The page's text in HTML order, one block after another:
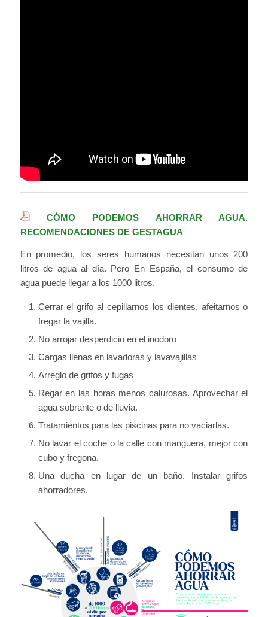
CÓMO PODEMOS AHORRAR AGUA.
RECOMENDACIONES DE GESTAGUA
En promedio, los seres humanos necesitan unos 200
litros de agua al día. Pero En España, el consumo de
agua puede llegar a los 1000 litros.
Cerrar el grifo al cepillarnos los dientes, afeitarnos o
fregar la vajilla.
No arrojar desperdicio en el inodoro
Cargas llenas en lavadoras y lavavajillas
Arreglo de grifos y fugas
Regar en las horas menos calurosas. Aprovechar el
agua sobrante o de lluvia.
Tratamientos para las piscinas para no vaciarlas.
No lavar el coche o la calle con manguera, mejor con
cubo y fregona.
Una ducha en lugar de un baño. Instalar grifos
ahorradores.